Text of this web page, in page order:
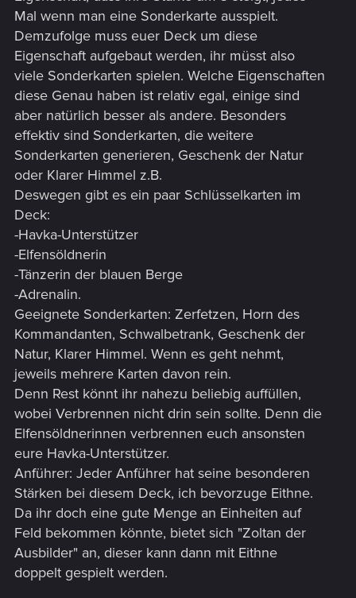
Mal wenn man eine Sonderkarte ausspielt.
Demzufolge muss euer Deck um diese
Eigenschaft aufgebaut werden, ihr müsst also
viele Sonderkarten spielen. Welche Eigenschaften
diese Genau haben ist relativ egal, einige sind
aber natürlich besser als andere. Besonders
effektiv sind Sonderkarten, die weitere
Sonderkarten generieren, Geschenk der Natur
oder Klarer Himmel z.B.
Deswegen gibt es ein paar Schlüsselkarten im
Deck:
-Havka-Unterstützer
-Elfensöldnerin
-Tänzerin der blauen Berge
-Adrenalin.
Geeignete Sonderkarten: Zerfetzen, Horn des
Kommandanten, Schwalbetrank, Geschenk der
Natur, Klarer Himmel. Wenn es geht nehmt,
jeweils mehrere Karten davon rein.
Denn Rest könnt ihr nahezu beliebig auffüllen,
wobei Verbrennen nicht drin sein sollte. Denn die
Elfensöldnerinnen verbrennen euch ansonsten
eure Havka-Unterstützer.
Anführer: Jeder Anführer hat seine besonderen
Stärken bei diesem Deck, ich bevorzuge Eithne.
Da ihr doch eine gute Menge an Einheiten auf
Feld bekommen könnte, bietet sich "Zoltan der
Ausbilder" an, dieser kann dann mit Eithne
doppelt gespielt werden.